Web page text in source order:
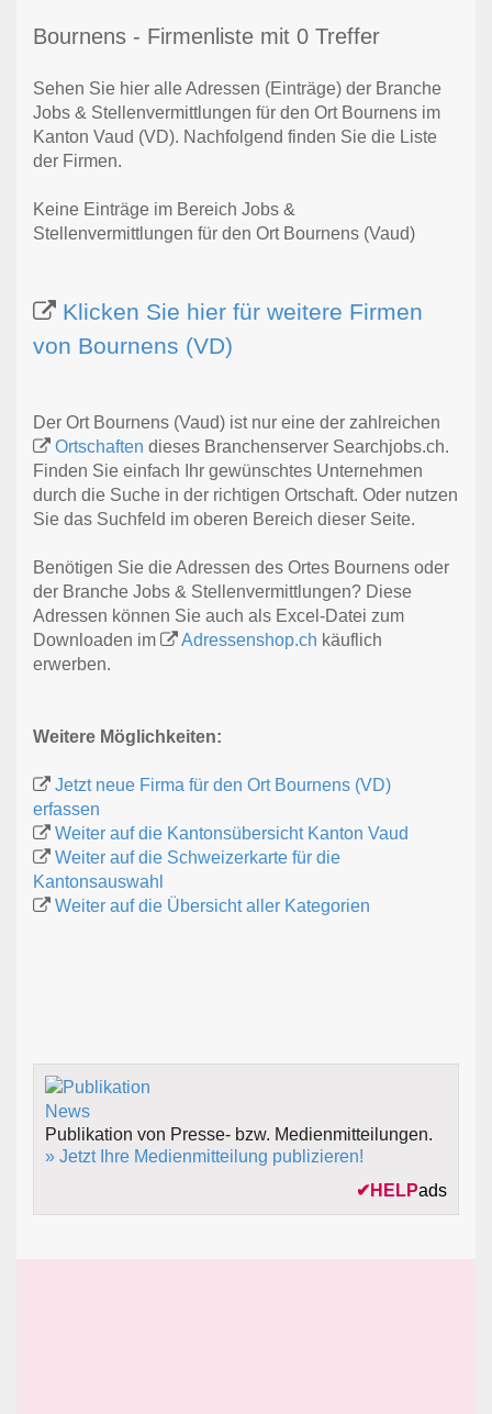
Bournens - Firmenliste mit 0 Treffer
Sehen Sie hier alle Adressen (Einträge) der Branche
Jobs & Stellenvermittlungen für den Ort Bournens im
Kanton Vaud (VD). Nachfolgend finden Sie die Liste
der Firmen.
Keine Einträge im Bereich Jobs &
Stellenvermittlungen für den Ort Bournens (Vaud)
Klicken Sie hier für weitere Firmen
von Bournens (VD)
Der Ort Bournens (Vaud) ist nur eine der zahlreichen
Ortschaften dieses Branchenserver Searchjobs.ch.
Finden Sie einfach Ihr gewünschtes Unternehmen
durch die Suche in der richtigen Ortschaft. Oder nutzen
Sie das Suchfeld im oberen Bereich dieser Seite.
Benötigen Sie die Adressen des Ortes Bournens oder
der Branche Jobs & Stellenvermittlungen? Diese
Adressen können Sie auch als Excel-Datei zum
Downloaden im
Adressenshop.ch käuflich
erwerben.
Weitere Möglichkeiten:
Jetzt neue Firma für den Ort Bournens (VD)
erfassen
Weiter auf die Kantonsübersicht Kanton Vaud
Weiter auf die Schweizerkarte für die
Kantonsauswahl
Weiter auf die Übersicht aller Kategorien
Publikation von Presse- bzw. Medienmitteilungen.
» Jetzt Ihre Medienmitteilung publizieren!
✔ HELPads